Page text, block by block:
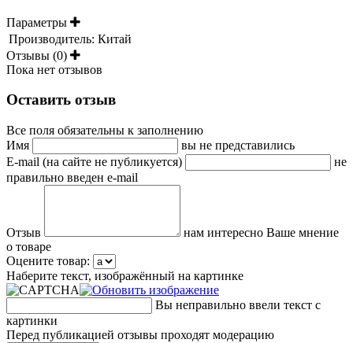
Параметры
Производитель: Китай
Отзывы (0)
Пока нет отзывов
Оставить отзыв
Все поля обязательны к заполнению
Имя
вы не представились
E-mail (на сайте не публикуется)
не
правильно введен e-mail
Отзыв
нам интересно Ваше мнение
о товаре
Оцените товар:
Наберите текст, изображённый на картинке
Вы неправильно ввели текст с
картинки
Перед публикацией отзывы проходят модерацию